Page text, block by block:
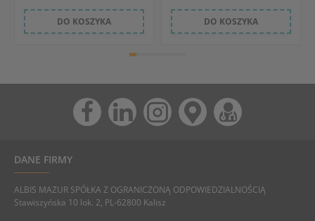
DO KOSZYKA DO KOSZYKA
DANE FIRMY
ALBIS MAZUR SPÓŁKA Z OGRANICZONĄ ODPOWIEDZIALNOŚCIĄ
Stawiszyńska 10 lok. 2, PL-62800 Kalisz